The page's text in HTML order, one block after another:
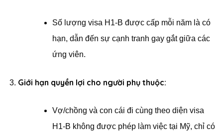
Số lượng visa H1-B được cấp mỗi năm là có
hạn, dẫn đến sự cạnh tranh gay gắt giữa các
ứng viên.
Giới hạn quyền lợi cho người phụ thuộc:
Vợ/chồng và con cái đi cùng theo diện visa
H1-B không được phép làm việc tại Mỹ, chỉ có